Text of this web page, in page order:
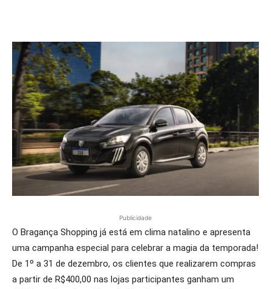
Publicidade
O Bragança Shopping já está em clima natalino e apresenta
uma campanha especial para celebrar a magia da temporada!
De 1º a 31 de dezembro, os clientes que realizarem compras
a partir de R$400,00 nas lojas participantes ganham um